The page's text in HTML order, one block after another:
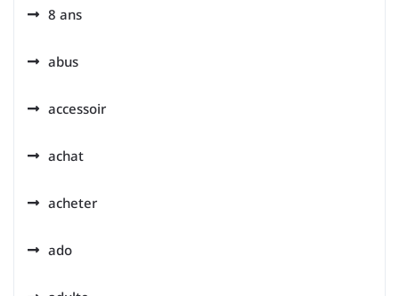
8 ans
abus
accessoir
achat
acheter
ado